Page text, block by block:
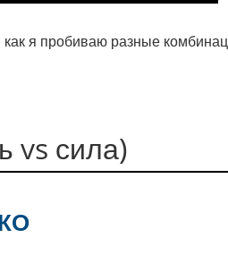
я пробиваю разные
vs сила)